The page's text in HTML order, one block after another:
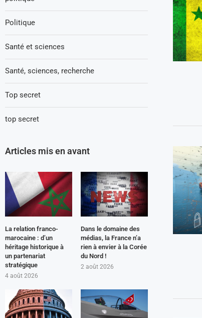
Politique
Santé et sciences
Santé, sciences, recherche
Top secret
top secret
Articles mis en avant
La relation franco-
marocaine : d’un
héritage historique à
un partenariat
stratégique
4 août 2026
Dans le domaine des
médias, la France n’a
rien à envier à la Corée
du Nord !
2 août 2026